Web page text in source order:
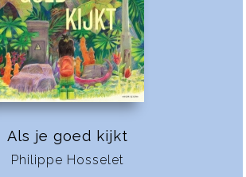
Als je goed kijkt
Philippe Hosselet